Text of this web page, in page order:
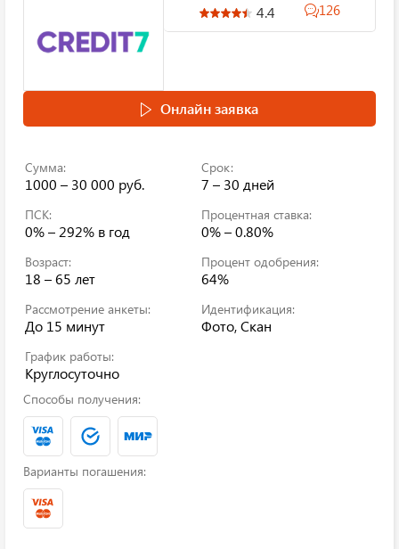
4.4 126
Онлайн заявка
Сумма:
1000 – 30 000 руб.
Срок:
7 – 30 дней
ПСК:
0% – 292% в год
Процентная ставка:
0% – 0.80%
Возраст:
18 – 65 лет
Процент одобрения:
64%
Рассмотрение анкеты:
До 15 минут
Идентификация:
Фото, Скан
График работы:
Круглосуточно
Способы получения:
Варианты погашения: